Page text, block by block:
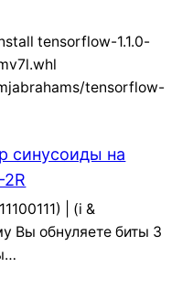
tensorflow-1.1.0-
tensorflow-
синусоиды на
| (i &
Вы обнуляете биты 3